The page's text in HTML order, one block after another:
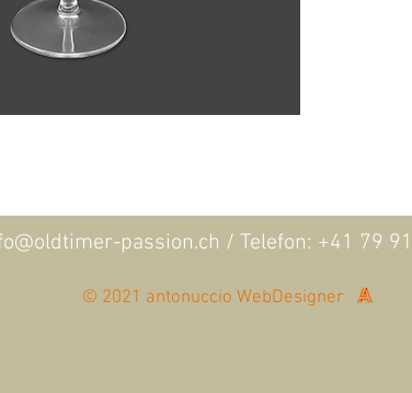
passion.ch / Telefon: +41 79
© 2021 antonuccio WebDesigner